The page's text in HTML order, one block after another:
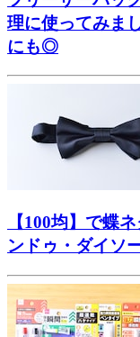
理に使ってみま
にも◎
【100均】で蝶
ンドゥ・ダイソ